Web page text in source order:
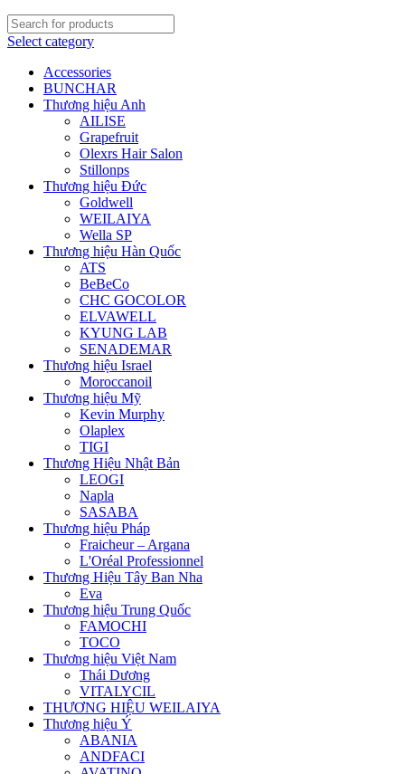
Select category
Accessories
BUNCHAR
Thương hiệu Anh
AILISE
Grapefruit
Olexrs Hair Salon
Stillonps
Thương hiệu Đức
Goldwell
WEILAIYA
Wella SP
Thương hiệu Hàn Quốc
ATS
BeBeCo
CHC GOCOLOR
ELVAWELL
KYUNG LAB
SENADEMAR
Thương hiệu Israel
Moroccanoil
Thương hiệu Mỹ
Kevin Murphy
Olaplex
TIGI
Thương Hiệu Nhật Bản
LEOGI
Napla
SASABA
Thương hiệu Pháp
Fraicheur – Argana
L'Oréal Professionnel
Thương Hiệu Tây Ban Nha
Eva
Thương hiệu Trung Quốc
FAMOCHI
TOCO
Thương hiệu Việt Nam
Thái Dương
VITALYCIL
THƯƠNG HIỆU WEILAIYA
Thương hiệu Ý
ABANIA
ANDFACI